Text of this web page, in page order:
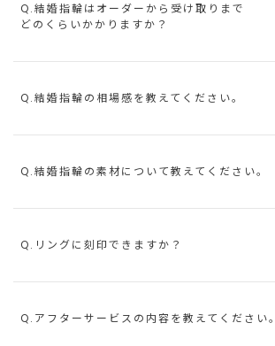
Q.結婚指輪はオーダーから受け取りまで
どのくらいかかりますか？
Q.結婚指輪の相場感を教えてください。
Q.結婚指輪の素材について教えてください。
Q.リングに刻印できますか？
Q.アフターサービスの内容を教えてください。